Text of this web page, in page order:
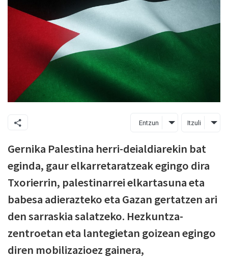
Entzun Itzuli
Gernika Palestina herri-deialdiarekin bat
eginda, gaur elkarretaratzeak egingo dira
Txorierrin, palestinarrei elkartasuna eta
babesa adierazteko eta Gazan gertatzen ari
den sarraskia salatzeko. Hezkuntza-
zentroetan eta lantegietan goizean egingo
diren mobilizazioez gainera,